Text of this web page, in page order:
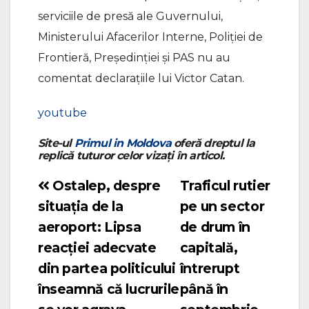
serviciile de presă ale Guvernului,
Ministerului Afacerilor Interne, Poliției de
Frontieră, Președinției și PAS nu au
comentat declarațiile lui Victor Catan.
youtube
Site-ulPrimul in Moldovaoferă dreptul la
replică tuturor celor vizați în articol.
Navigare
în
articole
Traficul rutier
pe un sector
de drum în
capitală,
întrerupt
până în
Ostalep, despre
situația de la
aeroport: Lipsa
reacției adecvate
din partea politicului
înseamnă că lucrurile